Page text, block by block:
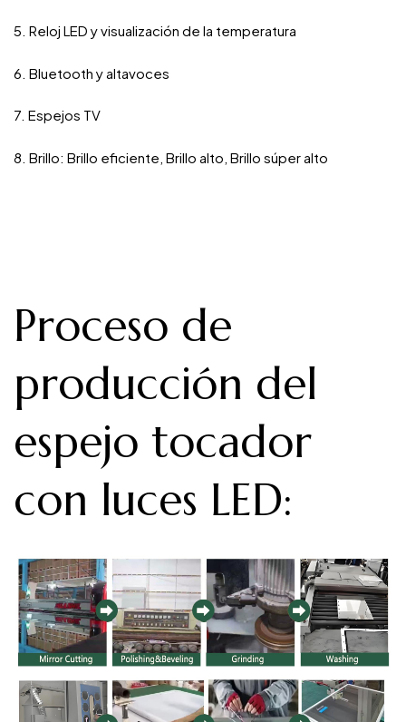
5. Reloj LED y visualización de la temperatura
6. Bluetooth y altavoces
7. Espejos TV
8. Brillo: Brillo eficiente, Brillo alto, Brillo súper alto
Proceso de
producción del
espejo tocador
con luces LED: